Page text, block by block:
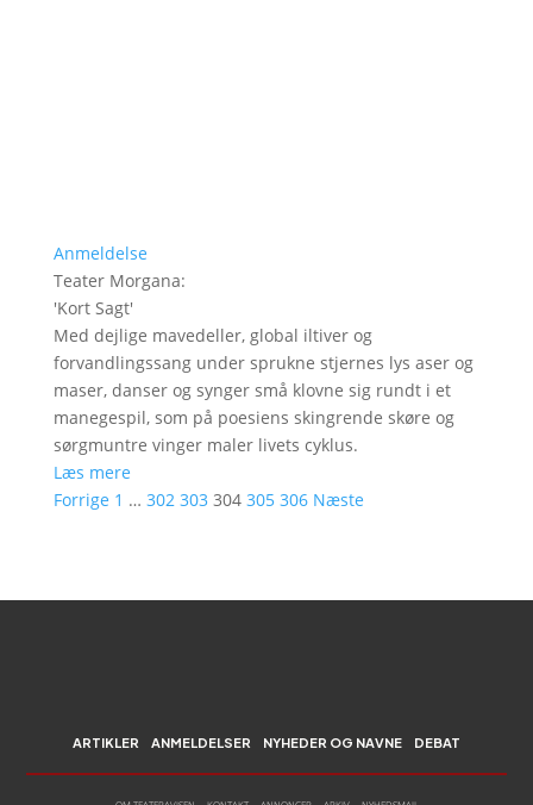
Anmeldelse
Teater Morgana:
'Kort Sagt'
Med dejlige mavedeller, global iltiver og
forvandlingssang under sprukne stjernes lys aser og
maser, danser og synger små klovne sig rundt i et
manegespil, som på poesiens skingrende skøre og
sørgmuntre vinger maler livets cyklus.
Læs mere
Forrige 1 … 302 303 304 305 306 Næste
ARTIKLER ANMELDELSER NYHEDER OG NAVNE DEBAT